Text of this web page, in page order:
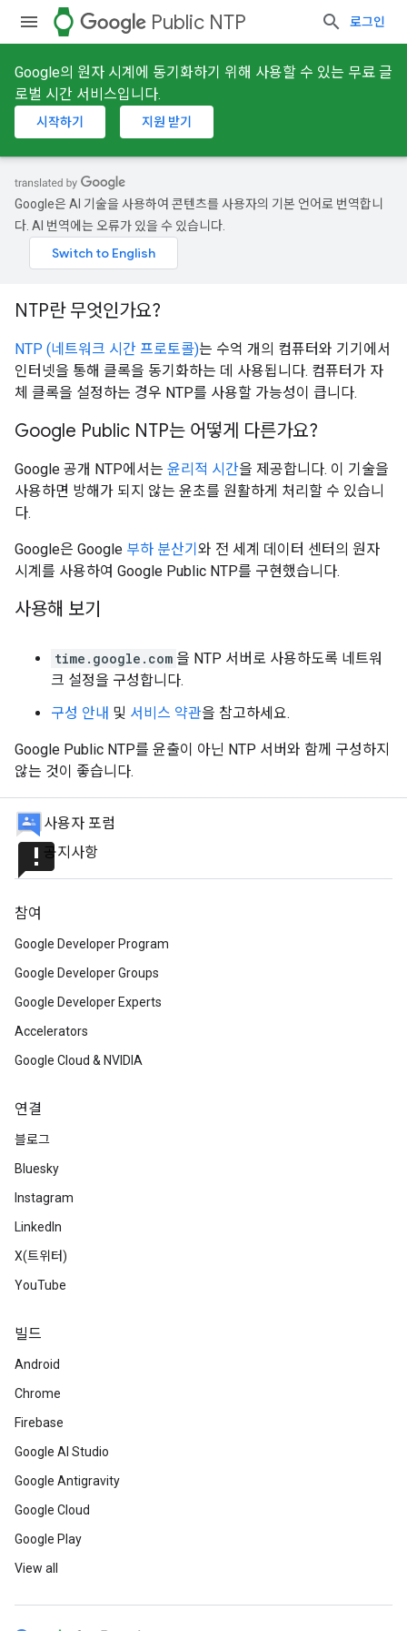
watch Public NTP 로그인
Google의 원자 시계에 동기화하기 위해 사용할 수 있는 무료 글
로벌 시간 서비스입니다.
시작하기 지원 받기
Google은 AI 기술을 사용하여 콘텐츠를 사용자의 기본 언어로 번역합니
다. AI 번역에는 오류가 있을 수 있습니다.
NTP란 무엇인가요?
NTP (네트워크 시간 프로토콜)는 수억 개의 컴퓨터와 기기에서
인터넷을 통해 클록을 동기화하는 데 사용됩니다. 컴퓨터가 자
체 클록을 설정하는 경우 NTP를 사용할 가능성이 큽니다.
Google Public NTP는 어떻게 다른가요?
Google 공개 NTP에서는 윤리적 시간을 제공합니다. 이 기술을
사용하면 방해가 되지 않는 윤초를 원활하게 처리할 수 있습니
다.
Google은 Google 부하 분산기 와 전 세계 데이터 센터의 원자
시계를 사용하여 Google Public NTP를 구현했습니다.
사용해 보기
time.google.com 을 NTP 서버로 사용하도록 네트워
크 설정을 구성합니다.
구성 안내 및 서비스 약관을 참고하세요.
Google Public NTP를 윤출이 아닌 NTP 서버와 함께 구성하지
않는 것이 좋습니다.
사용자 포럼
announcement공지사항
참여
Google Developer Program
Google Developer Groups
Google Developer Experts
Accelerators
Google Cloud & NVIDIA
연결
블로그
Bluesky
Instagram
LinkedIn
X(트위터)
YouTube
빌드
Android
Chrome
Firebase
Google AI Studio
Google Antigravity
Google Cloud
Google Play
View all